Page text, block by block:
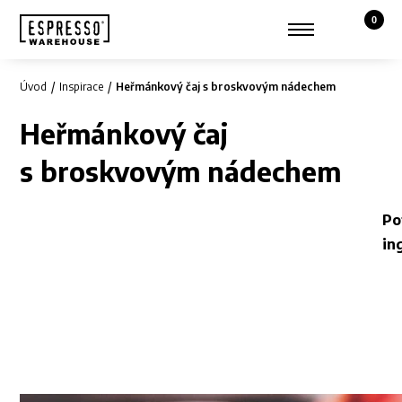
Zobrazit hledání
0
Košík,
Úvod Inspirace Heřmánkový čaj s broskvovým nádechem
Heřmánkový čaj
s broskvovým nádechem